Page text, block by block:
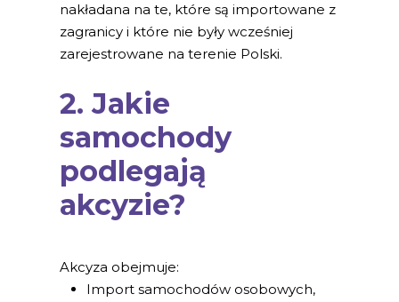
nakładana na te, które są importowane z
zagranicy i które nie były wcześniej
zarejestrowane na terenie Polski.
2. Jakie
samochody
podlegają
akcyzie?
Akcyza obejmuje:
Import samochodów osobowych,